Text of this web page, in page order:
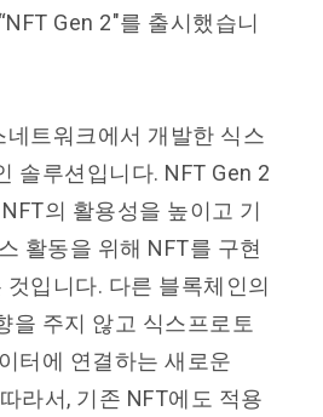
Gen 2″를 출시했습니
네트워크에서 개발한 식스
솔루션입니다. NFT Gen 2
의 활용성을 높이고 기
활동을 위해 NFT를 구현
입니다. 다른 블록체인의
을 주지 않고 식스프로토
터에 연결하는 새로운
라서, 기존 NFT에도 적용